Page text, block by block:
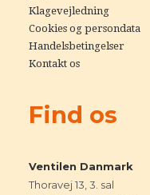
Klagevejledning
Cookies og persondata
Handelsbetingelser
Kontakt os
Find os
Ventilen Danmark
Thoravej 13, 3. sal